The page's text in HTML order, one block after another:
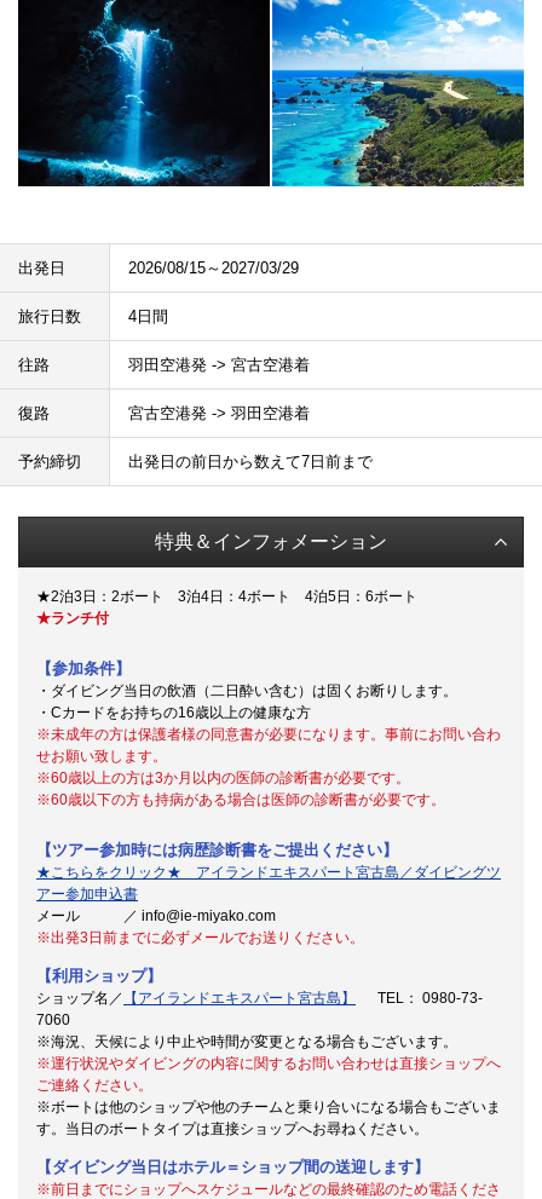
出発日 2026/08/15～2027/03/29
旅行日数 4日間
往路 羽田空港発 -> 宮古空港着
復路 宮古空港発 -> 羽田空港着
予約締切 出発日の前日から数えて7日前まで
特典＆インフォメーション
★2泊3日：2ボート 3泊4日：4ボート 4泊5日：6ボート
★ランチ付
【参加条件】
・ダイビング当日の飲酒（二日酔い含む）は固くお断りします。
・Cカードをお持ちの16歳以上の健康な方
※未成年の方は保護者様の同意書が必要になります。事前にお問い合わ
せお願い致します。
※60歳以上の方は3か月以内の医師の診断書が必要です。
※60歳以下の方も持病がある場合は医師の診断書が必要です。
【ツアー参加時には病歴診断書をご提出ください】
★こちらをクリック★ アイランドエキスパート宮古島／ダイビングツ
アー参加申込書
メール ／ info@ie-miyako.com
※出発3日前までに必ずメールでお送りください。
【利用ショップ】
ショップ名／ 【アイランドエキスパート宮古島】
TEL： 0980-73-
7060
※海況、天候により中止や時間が変更となる場合もございます。
※運行状況やダイビングの内容に関するお問い合わせは直接ショップへ
ご連絡ください。
※ボートは他のショップや他のチームと乗り合いになる場合もございま
す。当日のボートタイプは直接ショップへお尋ねください。
【ダイビング当日はホテル＝ショップ間の送迎します】
※前日までにショップへスケジュールなどの最終確認のため電話くださ